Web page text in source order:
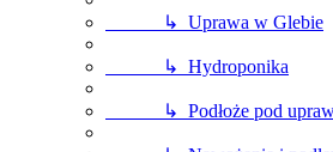
↳ Uprawa w Glebie
↳ Hydroponika
↳ Podłoże pod